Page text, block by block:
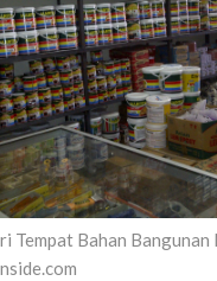
Tempat Bahan Bangunan